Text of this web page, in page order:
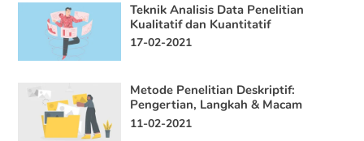
Teknik Analisis Data Penelitian
Kualitatif dan Kuantitatif
17-02-2021
Metode Penelitian Deskriptif:
Pengertian, Langkah & Macam
11-02-2021